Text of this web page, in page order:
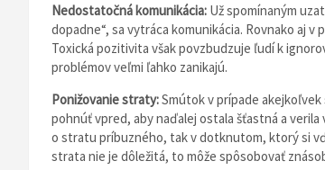
Nedostatočná komunikácia: Už spomínaným
dopadne“, sa vytráca komunikácia. Rovnako aj
Toxická pozitivita však povzbudzuje ľudí k
problémov veľmi ľahko zanikajú.
Ponižovanie straty:Smútok v prípade
pohnúť vpred, aby naďalej ostala šťastná a
o stratu príbuzného, tak v dotknutom, ktorý si
strata nie je dôležitá, to môže spôsobovať